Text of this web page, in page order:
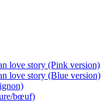
love story (Pink version)
love story (Blue version)
bœuf)